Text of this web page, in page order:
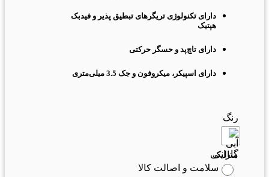
دارای تکنولوژی تریگرهای تبطیق پذیر و فیدبک
هپتیک
دارای تاچ‌پد و حسگر حرکتی
دارای اسپیکر، میکروفون و جک 3.5 میلی‌متری
رنگ
گارانتی
سلامت و اصالت کالا